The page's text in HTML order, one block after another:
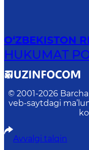
O‘ZBEKISTON
HUKUMAT
© 2001-2026
veb-saytdagi
Avvalgi talqin